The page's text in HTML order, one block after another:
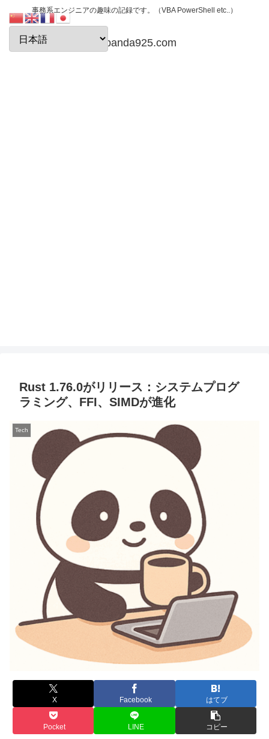
事務系エンジニアの趣味の記録です。（VBA PowerShell etc..）
papanda925.com
Rust 1.76.0がリリース：システムプログ
ラミング、FFI、SIMDが進化
Tech
X Facebook はてブ
Pocket LINE コピー